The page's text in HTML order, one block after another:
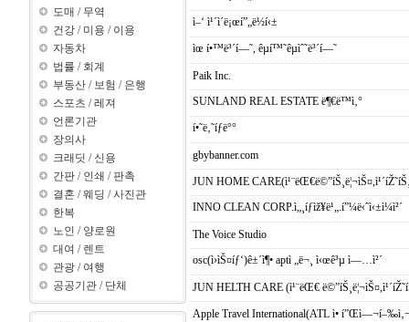
도매 / 무역
건강 / 미용 / 이용
자동차
법률 / 회계
부동산 / 보험 / 은행
스포츠 /레져
언론기관
장의사
크래딧 / 신용
간판 / 인쇄 / 판촉
결혼 /웨딩 /사진관
한복
노인 / 양로원
대여 / 렌트
관광 / 여행
공공기관 / 단체
ì–‘ ì¹´ì´ë¡œí”„ë½í‹±
ìœ í•™ë³´í—˜, êµí™˜êµìˆ˜ë³´í—˜
Paik Inc.
SUNLAND REAL ESTATE ë¶€ë™ì‚°
í•˜ë‚˜íƒë°°
gbybanner.com
JUN HOME
INNO CLEAN CORP.ì„¸íƒìž¥ë¹„.í”¼ë‹ˆì‹±ì¼ì²´
The Voice Studio
osc(ì›ìŠ¤íƒ‘)ê±´ì¶• aptì „ë¬¸ ì‹œê³µ ì—…ì²´
JUN HELTH CARE (ì¹¨ëŒ€
Apple Travel International(ATL ì•